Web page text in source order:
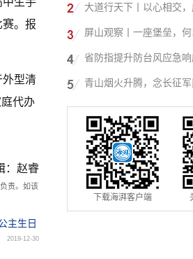
。报
外型清
代办
：赵睿
责。如该
主生日
2019-12-30
大道行天下丨以心相交
首外交的世界情怀与大国
屏山观察丨一座堡垒，何
省防指提升防台风应急
青山烟火升腾，念长征
下载海湃客户端